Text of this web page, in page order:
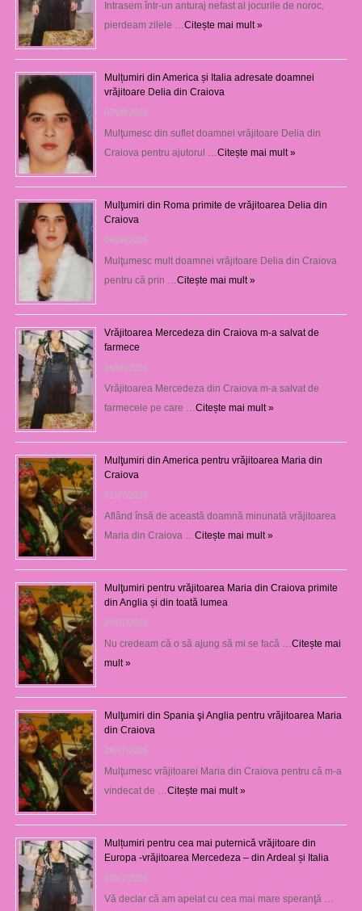
Intrasem într-un anturaj nefast al jocurile de noroc,
pierdeam zilele … Citește mai mult »
Mulțumiri din America și Italia adresate doamnei
vrăjitoare Delia din Craiova
07/08/2026
Mulţumesc din suflet doamnei vrăjitoare Delia din
Craiova pentru ajutorul … Citește mai mult »
Mulţumiri din Roma primite de vrăjitoarea Delia din
Craiova
06/08/2026
Mulţumesc mult doamnei vrăjitoare Delia din Craiova
pentru că prin … Citește mai mult »
Vrăjitoarea Mercedeza din Craiova m-a salvat de
farmece
06/08/2026
Vrăjitoarea Mercedeza din Craiova m-a salvat de
farmecele pe care … Citește mai mult »
Mulţumiri din America pentru vrăjitoarea Maria din
Craiova
31/07/2026
Aflând însă de această doamnă minunată vrăjitoarea
Maria din Craiova … Citește mai mult »
Mulţumiri pentru vrăjitoarea Maria din Craiova primite
din Anglia și din toată lumea
29/07/2026
Nu credeam că o să ajung să mi se facă … Citește mai
mult »
Mulţumiri din Spania şi Anglia pentru vrăjitoarea Maria
din Craiova
28/07/2026
Mulţumesc vrăjitoarei Maria din Craiova pentru că m-a
vindecat de … Citește mai mult »
Mulțumiri pentru cea mai puternică vrăjitoare din
Europa -vrăjitoarea Mercedeza – din Ardeal și Italia
23/07/2026
Vă declar că am apelat cu cea mai mare speranţă …